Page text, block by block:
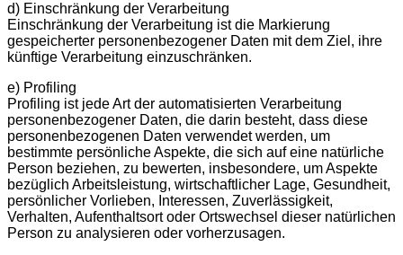
d) Einschränkung der Verarbeitung
Einschränkung der Verarbeitung ist die Markierung
gespeicherter personenbezogener Daten mit dem Ziel, ihre
künftige Verarbeitung einzuschränken.
e) Profiling
Profiling ist jede Art der automatisierten Verarbeitung
personenbezogener Daten, die darin besteht, dass diese
personenbezogenen Daten verwendet werden, um
bestimmte persönliche Aspekte, die sich auf eine natürliche
Person beziehen, zu bewerten, insbesondere, um Aspekte
bezüglich Arbeitsleistung, wirtschaftlicher Lage, Gesundheit,
persönlicher Vorlieben, Interessen, Zuverlässigkeit,
Verhalten, Aufenthaltsort oder Ortswechsel dieser natürlichen
Person zu analysieren oder vorherzusagen.